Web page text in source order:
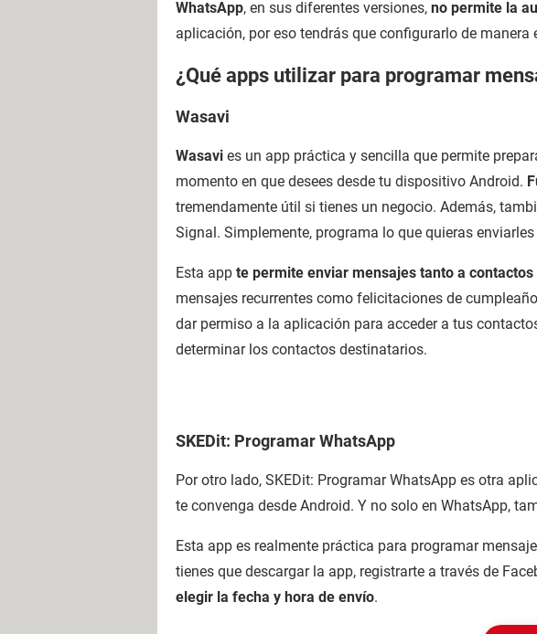
WhatsApp, en sus diferentes versiones, no permite la
aplicación, por eso tendrás que configurarlo de
¿Qué apps utilizar para programar
Wasavi
Wasavi es un app práctica y sencilla que permite
momento en que desees desde tu dispositivo Android.
tremendamente útil si tienes un negocio. Además,
Signal. Simplemente, programa lo que quieras
Esta app te permite enviar mensajes tanto a
mensajes recurrentes como felicitaciones de
dar permiso a la aplicación para acceder a tus
determinar los contactos destinatarios.
SKEDit: Programar WhatsApp
Por otro lado, SKEDit: Programar WhatsApp es otra
te convenga desde Android. Y no solo en WhatsApp,
Esta app es realmente práctica para programar
tienes que descargar la app, registrarte a través de
elegir la fecha y hora de envío.